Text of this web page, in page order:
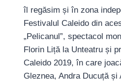
îl regăsim și în zona
Festivalul Caleido din
„Pelicanul”, spectacol
Florin Liță la Unteatru și
Caleido 2019, în care
Gleznea, Andra Ducuță și